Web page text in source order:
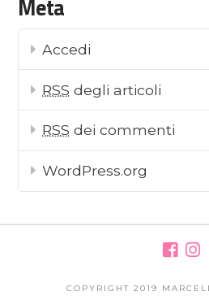
Meta
Accedi
RSS degli articoli
RSS dei commenti
WordPress.org
COPYRIGHT 2019